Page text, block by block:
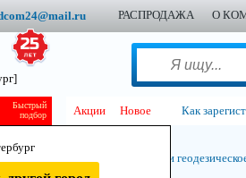
РАСПРОДАЖА О
Быстрый
подбор
Акции Новое Как
/ Измерительный инструмент и